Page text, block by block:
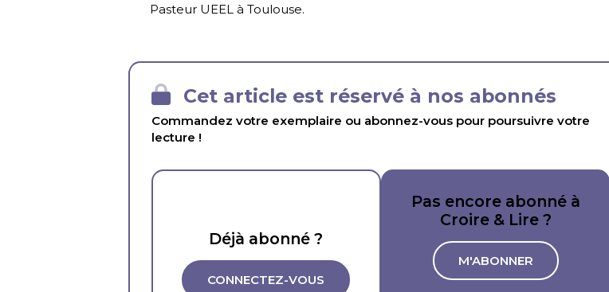
Pasteur UEEL à Toulouse.
Cet article est réservé à nos abonnés
Commandez votre exemplaire ou abonnez-vous pour poursuivre votre
lecture !
Déjà abonné ?
CONNECTEZ-VOUS
Pas encore abonné à
Croire & Lire ?
M'ABONNER